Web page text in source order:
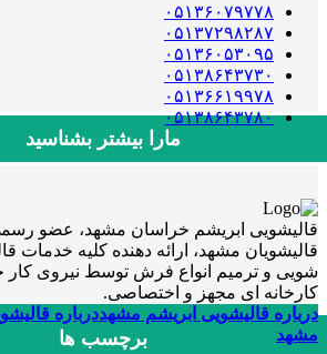
۰۵۱۳۶۰۷۹۷۷۸
۰۵۱۳۷۲۹۸۲۸۷
۰۵۱۳۶۰۵۳۰۹۵
۰۵۱۳۸۶۴۳۷۳۰
۰۵۱۳۶۶۱۹۹۷۸
۰۵۱۳۸۶۴۳۷۸۰
مارا بیشتر بشناسید
قالیشویی ابریشم خراسان مشهد، عضو
قالیشویان مشهد، ارائه دهنده کلیه خدمات
شویی و ترمیم انواع فرش توسط نیروی کار
کارخانه ای مجهز و اختصاصی.
درباره قالیشویی ابریشم مشهددرباره
مشهد
برچسب ها